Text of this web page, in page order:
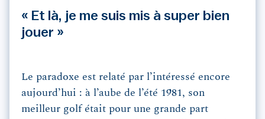
« Et là, je me suis mis à super bien
jouer »
Le paradoxe est relaté par l’intéressé encore
aujourd’hui : à l’aube de l’été 1981, son
meilleur golf était pour une grande part